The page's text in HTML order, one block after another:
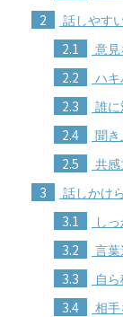
2 話しやす
2.1 意見
2.2 ハキ
2.3 誰に
2.4 聞
2.5 共感
3 話しかけ
3.1 し
3.2 言葉
3.3 自
3.4 相手